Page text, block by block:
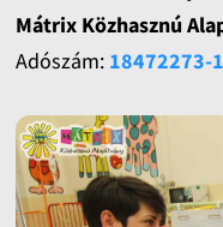
Mátrix Közhasznú
Adószám: 18472273-